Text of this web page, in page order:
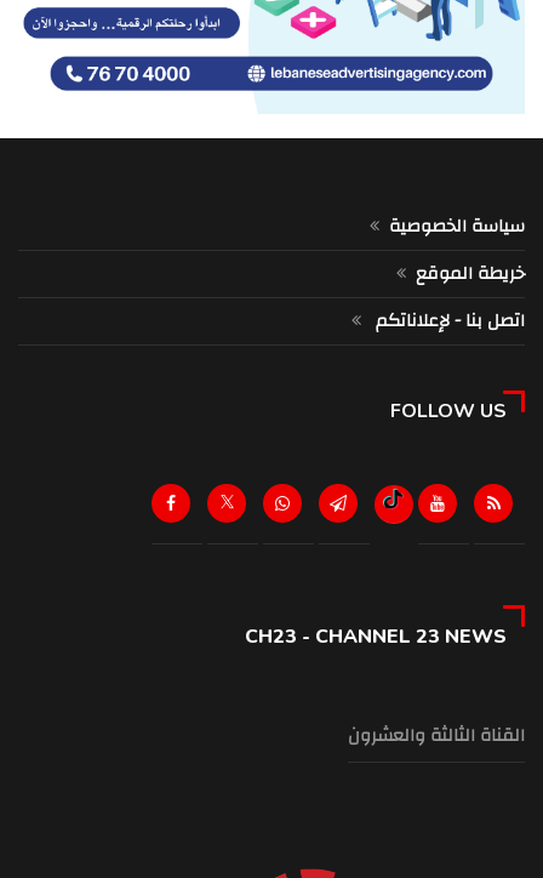
وسائل إعلام إسرائيلية: ستوافق الحكومة غدًا على تمديد حالة الطوارئ في
الجبهة الداخلية حتى الثامن من أيلول، وذلك في ظل التوتر مع إيران
11:32 pm
قصف مدفعي إسرائيلي متواصل على بلدة المنصوري في قضاء صور
إجراءات للحفاظ على سيادتها وأمنها
وكالة "سانا": الأمن الداخلي في طرطوس أحبط بالتعاون مع الاستخبارات
سياسة الخصوصية
خريطة الموقع
اتصل بنا - لإعلاناتكم
FOLLOW US
CH23 - CHANNEL 23 NEWS
القناة الثالثة والعشرون